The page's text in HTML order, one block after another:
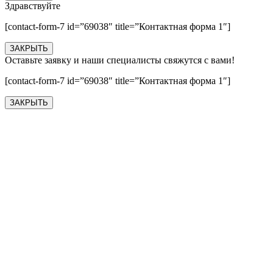
Здравствуйте
[contact-form-7 id=”69038″ title=”Контактная форма 1″]
ЗАКРЫТЬ
Оставьте заявку и наши специалисты свяжутся с вами!
[contact-form-7 id=”69038″ title=”Контактная форма 1″]
ЗАКРЫТЬ